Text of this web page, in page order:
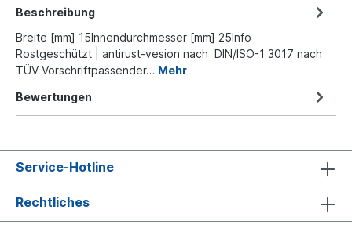
Beschreibung
Breite [mm] 15Innendurchmesser [mm] 25Info
Rostgeschützt | antirust-vesion nach DIN/ISO-1 3017 nach
TÜV Vorschriftpassender… Mehr
Bewertungen
Service-Hotline
Rechtliches